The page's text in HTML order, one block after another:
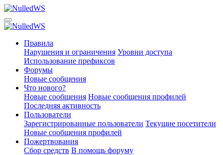
Правила
Нарушения и ограничения Уровни доступа
Использование префиксов
Форумы
Новые сообщения
Что нового?
Новые сообщения Новые сообщения профилей
Последняя активность
Пользователи
Зарегистрированные пользователи Текущие посетители
Новые сообщения профилей
Пожертвования
Сбор средств В помощь форуму